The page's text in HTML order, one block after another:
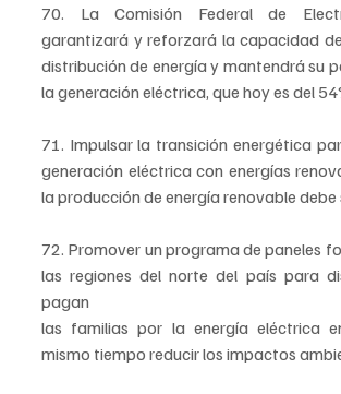
70. La Comisión Federal de
garantizará y reforzará la capacidad
distribución de energía y mantendrá su
la generación eléctrica, que hoy es del
71. Impulsar la transición energética
generación eléctrica con energías
la producción de energía renovable debe
72. Promover un programa de paneles
las regiones del norte del país para
pagan
las familias por la energía eléctrica
mismo tiempo reducir los impactos